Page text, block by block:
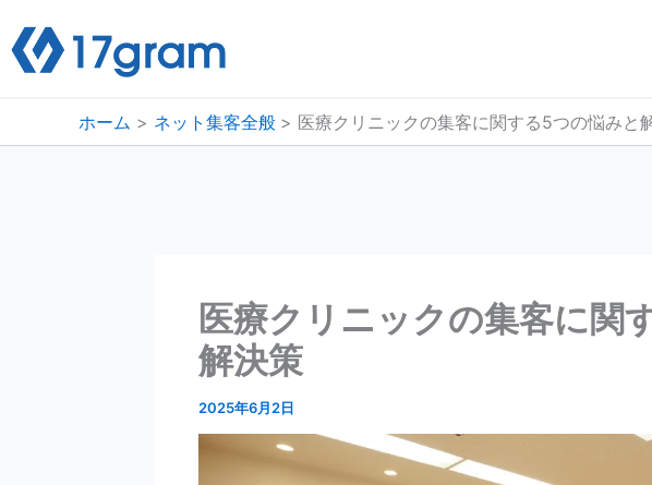
容
ホーム ネット集客全般 医療クリニックの集客に関する5つの悩みと
医療クリニックの集客に関
解決策
2025年6月2日